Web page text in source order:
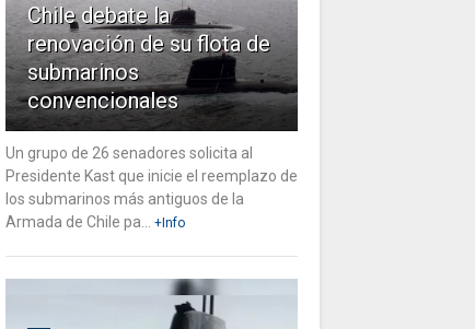
Chile debate la
renovación de su flota de
submarinos
convencionales
Un grupo de 26 senadores solicita al
Presidente Kast que inicie el reemplazo de
los submarinos más antiguos de la
Armada de Chile pa...
+Info